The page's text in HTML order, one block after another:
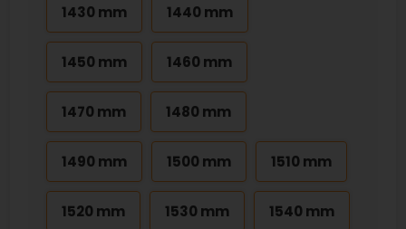
1430 mm 1440 mm
1450 mm 1460 mm
1470 mm 1480 mm
1490 mm 1500 mm 1510 mm
1520 mm 1530 mm 1540 mm